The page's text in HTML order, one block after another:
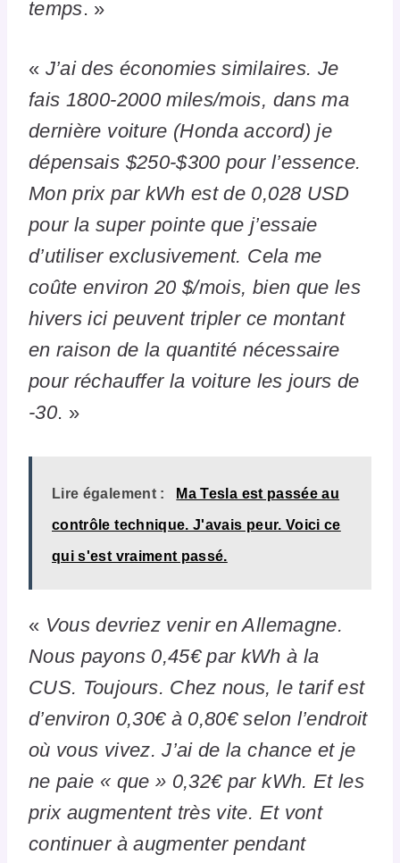
temps. »
« J’ai des économies similaires. Je
fais 1800-2000 miles/mois, dans ma
dernière voiture (Honda accord) je
dépensais $250-$300 pour l’essence.
Mon prix par kWh est de 0,028 USD
pour la super pointe que j’essaie
d’utiliser exclusivement. Cela me
coûte environ 20 $/mois, bien que les
hivers ici peuvent tripler ce montant
en raison de la quantité nécessaire
pour réchauffer la voiture les jours de
-30. »
Lire également : Ma Tesla est passée au
contrôle technique. J'avais peur. Voici ce
qui s'est vraiment passé.
« Vous devriez venir en Allemagne.
Nous payons 0,45€ par kWh à la
CUS. Toujours. Chez nous, le tarif est
d’environ 0,30€ à 0,80€ selon l’endroit
où vous vivez. J’ai de la chance et je
ne paie « que » 0,32€ par kWh. Et les
prix augmentent très vite. Et vont
continuer à augmenter pendant